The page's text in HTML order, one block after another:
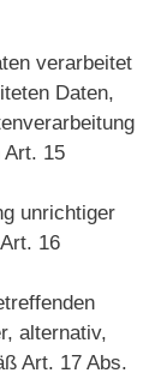
verarbeitet
Daten,
Art. 15
unrichtiger
16
alternativ,
Art. 17 Abs.